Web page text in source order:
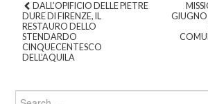
Post navigation
DALL’OPIFICIO DELLE PIETRE
DURE DI FIRENZE, IL
RESTAURO DELLO
STENDARDO
CINQUECENTESCO
DELL’AQUILA
Search for: